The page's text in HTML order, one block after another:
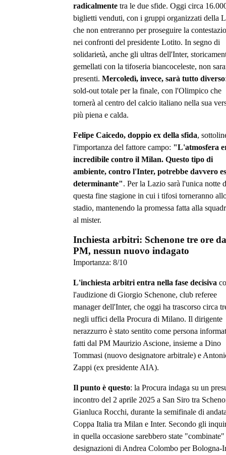
radicalmente tra le due sfide. Oggi circa
biglietti venduti, con i gruppi organizzati della
che non entreranno per proseguire la
nei confronti del presidente Lotito. In segno di
solidarietà, anche gli ultras dell'Inter,
gemellati con la tifoseria biancoceleste, non
presenti. Mercoledì, invece, sarà tutto diverso
sold-out totale per la finale, con l'Olimpico che
tornerà al centro del calcio italiano nella sua
più piena e calda.
Felipe Caicedo, doppio ex della sfida,
l'importanza del fattore campo: "L'atmosfera
incredibile contro il Milan. Questo tipo di
ambiente, contro l'Inter, potrebbe davvero
determinante". Per la Lazio sarà l'unica notte
questa fine stagione in cui i tifosi torneranno
stadio, mantenendo la promessa fatta alla
al mister.
Inchiesta arbitri: Schenone tre ore
PM, nessun nuovo indagato
Importanza: 8/10
L'inchiesta arbitri entra nella fase decisiva
l'audizione di Giorgio Schenone, club referee
manager dell'Inter, che oggi ha trascorso circa
negli uffici della Procura di Milano. Il dirigente
nerazzurro è stato sentito come persona
fatti dal PM Maurizio Ascione, insieme a Dino
Tommasi (nuovo designatore arbitrale) e
Zappi (ex presidente AIA).
Il punto è questo: la Procura indaga su un
incontro del 2 aprile 2025 a San Siro tra
Gianluca Rocchi, durante la semifinale di
Coppa Italia tra Milan e Inter. Secondo gli
in quella occasione sarebbero state "combinate"
designazioni di Andrea Colombo per Bologna-